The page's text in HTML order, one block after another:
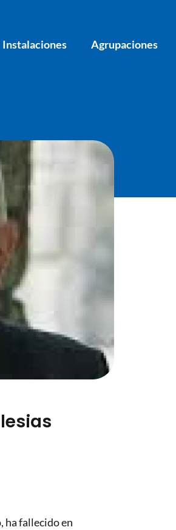
Instalaciones Agrupaciones
ha fallecido en